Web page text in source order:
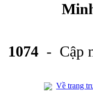
1074 - Cập
Về trang